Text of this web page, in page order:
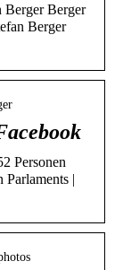
Berger Berger
Berger
Personen
Parlaments |